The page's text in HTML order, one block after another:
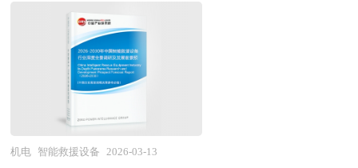
所在，评估行业投资价值、效果效益程度，提出建
设性意见建议，为行业投资决策者和企业经营者提
供参考依据。 本研究咨询报告由中研普华咨询公
司领衔撰写，在大量周密的市场调研基础上，主要
依据了国家统计局、国家商务部、国家发改委、国
家经济信息中心、国务院发展研究中心、国家海关
碳”目标背景下，绿色制造成为产业转型重点，
PCB生产正加快向低能耗、低排放方向演进，推广
无铅化表面处理、废水循环利用和智能工厂建设，
提升资源利用效率。此外，数字化技术深度融入
PCB设计与制造全过程，通过CAD/CAE仿真优化
布局布线，结合AI进行缺陷检测与良率预测，显著
提高产品一致性与生产效率。 当前，中国已成为
测及辅助决策等关键任务的智能化装备体系。其核
心特征在于突破传统人力救援的生理极限与时空约
束，通过多源异构数据的实时融合与边缘计算，实
现对复杂灾难现场（如地震废墟、火灾浓烟、危化
品泄漏区、洪涝水域等）的态势感知与动态建模，
从而在保障救援人员安全的前提下显著提升搜救效
机电 智能救援设备 2026-03-13